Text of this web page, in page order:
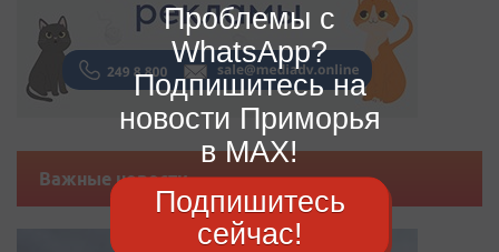
Важные новости
Проблемы с
WhatsApp?
Подпишитесь на
новости Приморья
в MAX!
Подпишитесь
сейчас!